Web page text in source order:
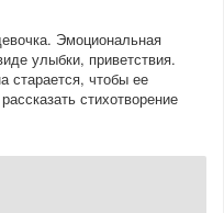
Эмоциональная
улыбки, приветствия.
старается, чтобы ее
стихотворение